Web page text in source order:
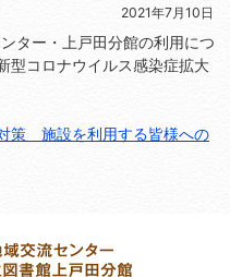
2021年7月10日
ター・上戸田分館の利用につ
型コロナウイルス感染症拡大
策 施設を利用する皆様への